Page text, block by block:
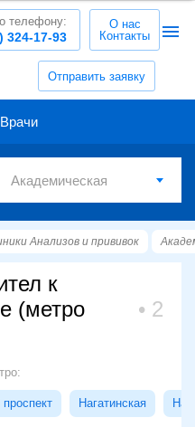
Отправить заявку
324-17-93
телефону:
О нас
Контакты
Врачи
Анализов и прививок
к
(метро
2
Нагатинская